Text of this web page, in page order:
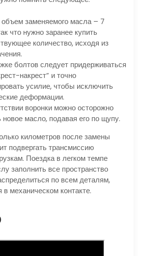
заменяемого масла – 7
что нужно заранее купить
количество, исходя из
болтов следует придерживаться
накрест” и точно
усилие, чтобы исключить
деформации.
воронки можно осторожно
новое масло, подавая его по щупу.
километров после замены
подвергать трансмиссию
Поездка в легком темпе
заполнить все пространство
по всем деталям,
механическом контакте.